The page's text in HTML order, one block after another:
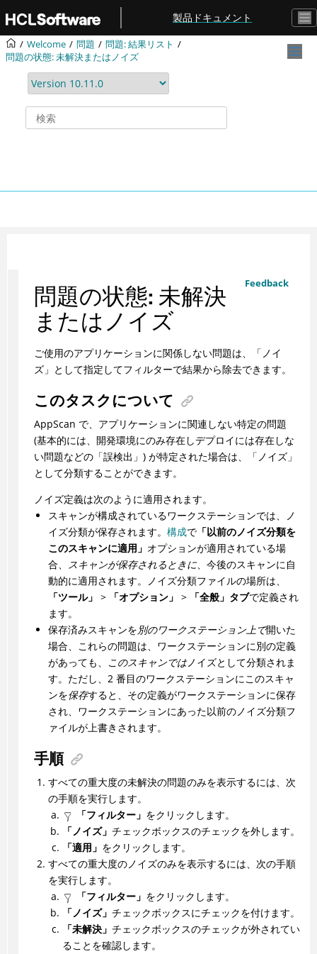
メインコンテンツにジャンプ
製品ドキュメント
Welcome 問題
問題: 結果リスト
問題の状態: 未解決またはノイズ
Feedback
問題の状態: 未解決
またはノイズ
ご使用のアプリケーションに関係しない問題は、「ノイ
ズ」として指定してフィルターで結果から除去できます。
このタスクについて
AppScan で、アプリケーションに関連しない特定の問題
(基本的には、開発環境にのみ存在しデプロイには存在しな
い問題などの「誤検出」) が特定された場合は、「ノイズ」
として分類することができます。
ノイズ定義は次のように適用されます。
スキャンが構成されているワークステーションでは、ノ
イズ分類が保存されます。 構成で「以前のノイズ分類を
このスキャンに適用」 オプションが適用されている場
合、 スキャンが保存されるときに、今後のスキャンに自
動的に適用されます。ノイズ分類ファイルの場所は、
「ツール」 > 「オプション」 > 「全般」タブで定義され
ます。
保存済みスキャンを別のワークステーション上で開いた
場合、これらの問題は、ワークステーションに別の定義
があっても、
このスキャンではノイズとして分類されま
す。ただし、2 番目のワークステーションにこのスキャ
ンを保存すると、その定義がワークステーションに保存
され、ワークステーションにあった以前のノイズ分類フ
ァイルが上書きされます。
手順
すべての重大度の未解決の問題のみを表示するには、次
の手順を実行します。
「フィルター」 をクリックします。
「ノイズ」 チェックボックスのチェックを外します。
「適用」 をクリックします。
すべての重大度のノイズのみを表示するには、次の手順
を実行します。
「フィルター」 をクリックします。
「ノイズ」 チェックボックスにチェックを付けます。
「未解決」 チェックボックスのチェックが外されてい
ることを確認します。